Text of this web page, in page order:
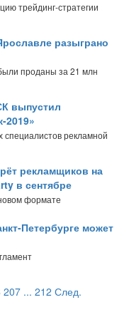
трейдинг-стратегии
разыграно
проданы за 21 млн
выпустил
2019»
специалистов рекламной
рекламщиков на
в сентябре
формате
Петербурге может
207 ... 212 След.